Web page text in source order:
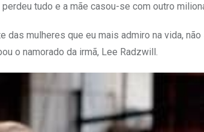
tudo e a mãe casou-se com outro
das mulheres que eu mais admiro na vida,
o namorado da irmã, Lee Radzwill.